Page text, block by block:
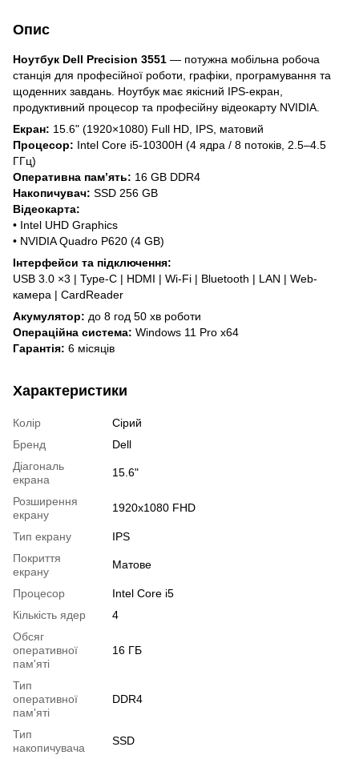
Опис
Ноутбук Dell Precision 3551 — потужна мобільна робоча
станція для професійної роботи, графіки, програмування та
щоденних завдань. Ноутбук має якісний IPS-екран,
продуктивний процесор та професійну відеокарту NVIDIA.
Екран: 15.6" (1920×1080) Full HD, IPS, матовий
Процесор: Intel Core i5‑10300H (4 ядра / 8 потоків, 2.5–4.5
ГГц)
Оперативна пам’ять: 16 GB DDR4
Накопичувач: SSD 256 GB
Відеокарта:
• Intel UHD Graphics
• NVIDIA Quadro P620 (4 GB)
Інтерфейси та підключення:
USB 3.0 ×3 | Type-C | HDMI | Wi-Fi | Bluetooth | LAN | Web-
камера | CardReader
Акумулятор: до 8 год 50 хв роботи
Операційна система: Windows 11 Pro x64
Гарантія: 6 місяців
Характеристики
Колір
Сірий
Бренд
Dell
Діагональ
екрана
15.6"
Розширення
екрану
1920x1080 FHD
Тип екрану
IPS
Покриття
екрану
Матове
Процесор
Intel Core i5
Кількість ядер
4
Обсяг
оперативної
пам'яті
16 ГБ
Тип
оперативної
пам'яті
DDR4
Тип
накопичувача
SSD